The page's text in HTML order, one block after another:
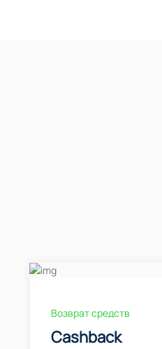
Возврат средств
Cashback